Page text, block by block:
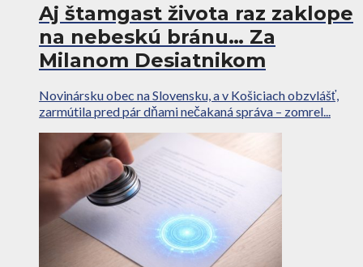
Aj štamgast života raz zaklope
na nebeskú bránu… Za
Milanom Desiatnikom
Novinársku obec na Slovensku, a v Košiciach obzvlášť,
zarmútila pred pár dňami nečakaná správa – zomrel...